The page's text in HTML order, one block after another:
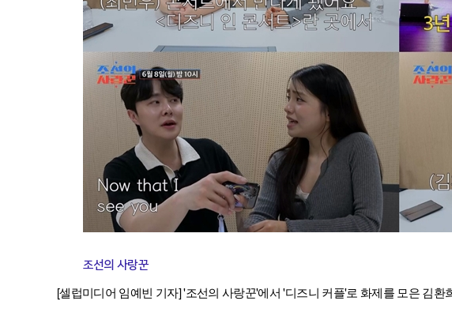
조선의 사랑꾼
[셀럽미디어 임예빈 기자] '조선의 사랑꾼'에서 '디즈니 커플'로 화제를 모은 김